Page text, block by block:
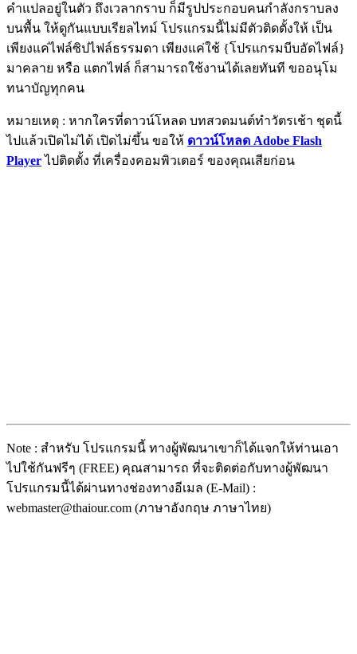
คำแปลอยู่ในตัว ถึงเวลากราบ ก็มีรูปประกอบคนกำลังกราบลง
บนพื้น ให้ดูกันแบบเรียลไทม์ โปรแกรมนี้ไม่มีตัวติดตั้งให้ เป็น
เพียงแค่ไฟล์ซิปไฟล์ธรรมดา เพียงแค่ใช้ {โปรแกรมบีบอัดไฟล์}
มาคลาย หรือ แตกไฟล์ ก็สามารถใช้งานได้เลยทันที ขออนุโม
ทนาบัญทุกคน
หมายเหตุ : หากใครที่ดาวน์โหลด บทสวดมนต์ทำวัตรเช้า ชุดนี้
ไปแล้วเปิดไม่ได้ เปิดไม่ขึ้น ขอให้ ดาวน์โหลด Adobe Flash
Player ไปติดตั้ง ที่เครื่องคอมพิวเตอร์ ของคุณเสียก่อน
Note : สำหรับ โปรแกรมนี้ ทางผู้พัฒนาเขาก็ได้แจกให้ท่านเอา
ไปใช้กันฟรีๆ (FREE) คุณสามารถ ที่จะติดต่อกับทางผู้พัฒนา
โปรแกรมนี้ได้ผ่านทางช่องทางอีเมล (E-Mail) :
webmaster@thaiour.com (ภาษาอังกฤษ ภาษาไทย)